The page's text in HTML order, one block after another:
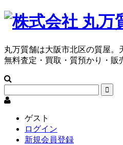
丸万質舗は大阪市北区の質屋。
無料査定・買取・質預かり・
ゲスト
ログイン
新規会員登録